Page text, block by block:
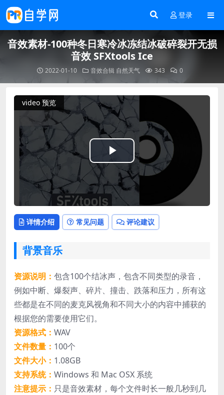
登录
音效素材-100种冬日寒冷冰冻结冰破碎裂开无损
音效 SFXtools Ice
2022-01-10 音效合辑 自然天气 343 0
video 预览
Play
Video
详情介绍 常见问题 评论建议
背景音乐
资源说明： 包含100个结冰声，包含不同类型的录音，
例如中断、爆裂声、碎片、撞击、跌落和压力，所有这
些都是在不同的麦克风视角和不同大小的内容中捕获的
根据您的需要使用它们。
资源格式： WAV
文件数量： 100个
文件大小： 1.08GB
支持系统： Windows 和 Mac OSX 系统
注意提示： 只是音效素材，每个文件时长一般几秒到几